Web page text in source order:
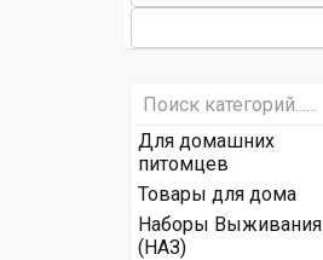
Для домашних
питомцев
Товары для дома
Наборы Выживания
(НАЗ)